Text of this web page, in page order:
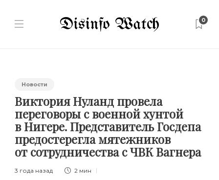
0
Новости
Виктория Нуланд провела
переговоры с военной хунтой
в Нигере. Представитель Госдепа
предостерегла мятежников
от сотрудничества с ЧВК Вагнера
3 года назад 2 мин